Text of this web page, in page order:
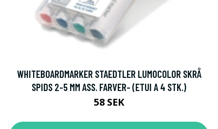
WHITEBOARDMARKER STAEDTLER LUMOCOLOR SKRÅ
SPIDS 2-5 MM ASS. FARVER- (ETUI A 4 STK.)
58 SEK